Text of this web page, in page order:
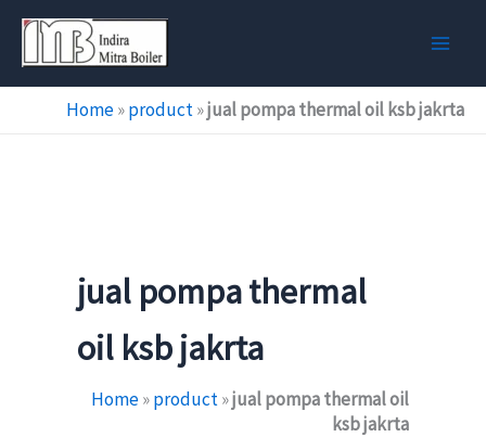
Skip
content
Home»product»jual pompa thermal oil ksb jakrta
jual pompa thermal
oil ksb jakrta
Home»product»jual pompa thermal oil
ksb jakrta